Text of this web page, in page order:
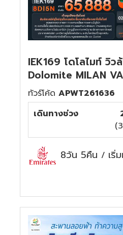
IEK169 โดโลไมท์ วิว
Dolomite MILAN
ทัวร์โค้ด APWT261636
เดินทางช่วง
(3
8วัน 5คืน / เริ่